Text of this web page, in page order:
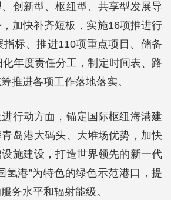
创新型、枢纽型、共享型发展导
加快补齐短板，实施16项推进行
标、推进110项重点项目、储备
年度责任分工，制定时间表、路
推进各项工作落地落实。
行动方面，锚定国际枢纽海港建
岛港大码头、大堆场优势，加快
施建设，打造世界领先的新一代
氢港”为特色的绿色示范港口，提
务水平和辐射能级。